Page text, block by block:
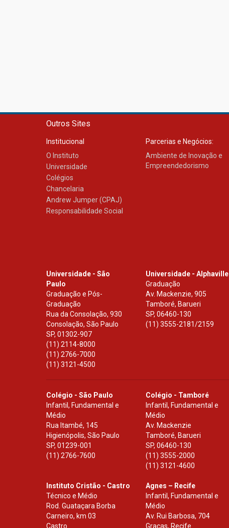
Outros Sites
Institucional
O Instituto
Universidade
Colégios
Chancelaria
Andrew Jumper (CPAJ)
Responsabilidade Social
Parcerias e Negócios:
Ambiente de Inovação e
Empreendedorismo
Universidade - São
Paulo
Graduação e Pós-
Graduação
Rua da Consolação, 930
Consolação, São Paulo
SP, 01302-907
(11) 2114-8000
(11) 2766-7000
(11) 3121-4500
Universidade - Alphaville
Graduação
Av. Mackenzie, 905
Tamboré, Barueri
SP,06460-130
(11) 3555-2181/2159
Colégio - São Paulo
Infantil, Fundamental e
Médio
Rua Itambé, 145
Higienópolis, São Paulo
SP, 01239-001
(11) 2766-7600
Colégio - Tamboré
Infantil, Fundamental e
Médio
Av. Mackenzie
Tamboré, Barueri
SP,06460-130
(11) 3555-2000
(11) 3121-4600
Instituto Cristão - Castro
Técnico e Médio
Rod. Guataçara Borba
Carneiro, km 03
Castro
Agnes – Recife
Infantil, Fundamental e
Médio
Av. Rui Barbosa, 704
Graças, Recife